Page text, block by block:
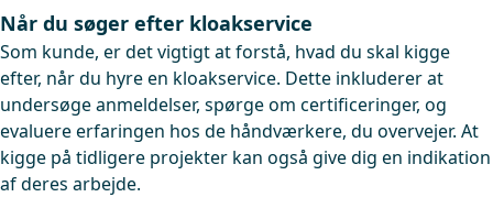
Når du søger efter kloakservice
Som kunde, er det vigtigt at forstå, hvad du skal kigge
efter, når du hyre en kloakservice. Dette inkluderer at
undersøge anmeldelser, spørge om certificeringer, og
evaluere erfaringen hos de håndværkere, du overvejer. At
kigge på tidligere projekter kan også give dig en indikation
af deres arbejde.